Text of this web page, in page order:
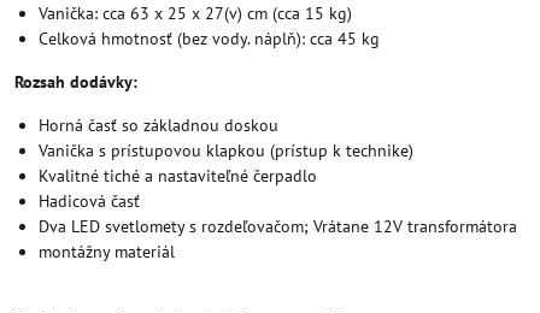
Vanička: cca 63 x 25 x 27(v) cm (cca 15 kg)
Celková hmotnosť (bez vody. náplň): cca 45 kg
Rozsah dodávky:
Horná časť so základnou doskou
Vanička s prístupovou klapkou (prístup k technike)
Kvalitné tiché a nastaviteľné čerpadlo
Hadicová časť
Dva LED svetlomety s rozdeľovačom; Vrátane 12V transformátora
montážny materiál